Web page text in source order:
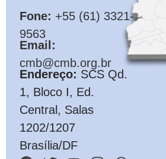
Fone: +55 (61) 3321-
9563
Email:
cmb@cmb.org.br
Endereço: SCS Qd.
1, Bloco I, Ed.
Central, Salas
1202/1207
Brasília/DF